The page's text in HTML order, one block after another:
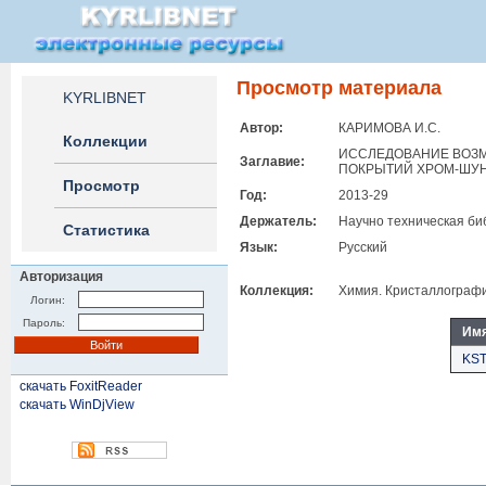
KYRLIBNET
Коллекции
Просмотр
Статистика
Авторизация
Логин:
Пароль:
скачать FoxitReader
скачать WinDjView
Просмотр материала
Автор: КАРИМОВА И.С.
Заглавие:
ИССЛЕДОВАНИЕ
ПОКРЫТИЙ ХРОМ-
Год:
2013-29
Держатель:
Научно техническая
Язык:
Русский
Коллекция: Химия.